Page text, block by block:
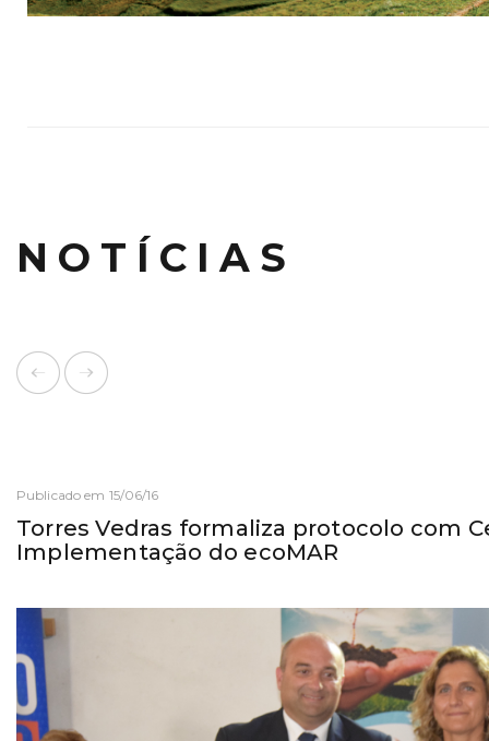
NOTÍCIAS
Publicado em 15/06/16
Torres Vedras formaliza protocolo com
Implementação do ecoMAR